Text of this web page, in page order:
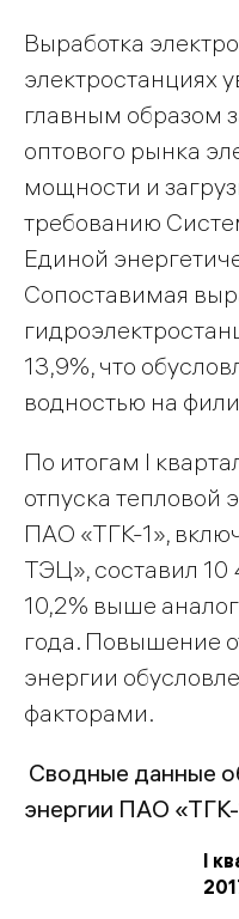
Выработка
электростанциях
главным образом
оптового рынка
мощности и
требованию
Единой
Сопоставимая
13,9%, что
водностью на
По итогам I
отпуска тепловой
ПАО «ТГК-1»,
ТЭЦ», составил 10
10,2% выше
года. Повышение
энергии
факторами.
Сводные данные
энергии ПАО «ТГК-
I